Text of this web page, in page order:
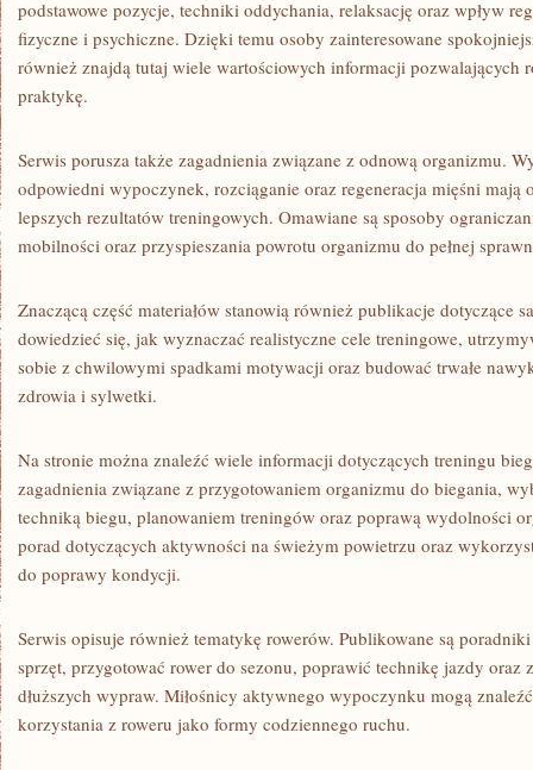
podstawowe pozycje, techniki oddychania, relaksację oraz wpływ
fizyczne i psychiczne. Dzięki temu osoby zainteresowane
również znajdą tutaj wiele wartościowych informacji pozwalających
praktykę.
Serwis porusza także zagadnienia związane z odnową organizmu.
odpowiedni wypoczynek, rozciąganie oraz regeneracja mięśni mają
lepszych rezultatów treningowych. Omawiane są sposoby
mobilności oraz przyspieszania powrotu organizmu do pełnej
Znaczącą część materiałów stanowią również publikacje dotyczące
dowiedzieć się, jak wyznaczać realistyczne cele treningowe,
sobie z chwilowymi spadkami motywacji oraz budować trwałe
zdrowia i sylwetki.
Na stronie można znaleźć wiele informacji dotyczących treningu
zagadnienia związane z przygotowaniem organizmu do biegania,
techniką biegu, planowaniem treningów oraz poprawą wydolności
porad dotyczących aktywności na świeżym powietrzu oraz
do poprawy kondycji.
Serwis opisuje również tematykę rowerów. Publikowane są
sprzęt, przygotować rower do sezonu, poprawić technikę jazdy oraz
dłuższych wypraw. Miłośnicy aktywnego wypoczynku mogą
korzystania z roweru jako formy codziennego ruchu.